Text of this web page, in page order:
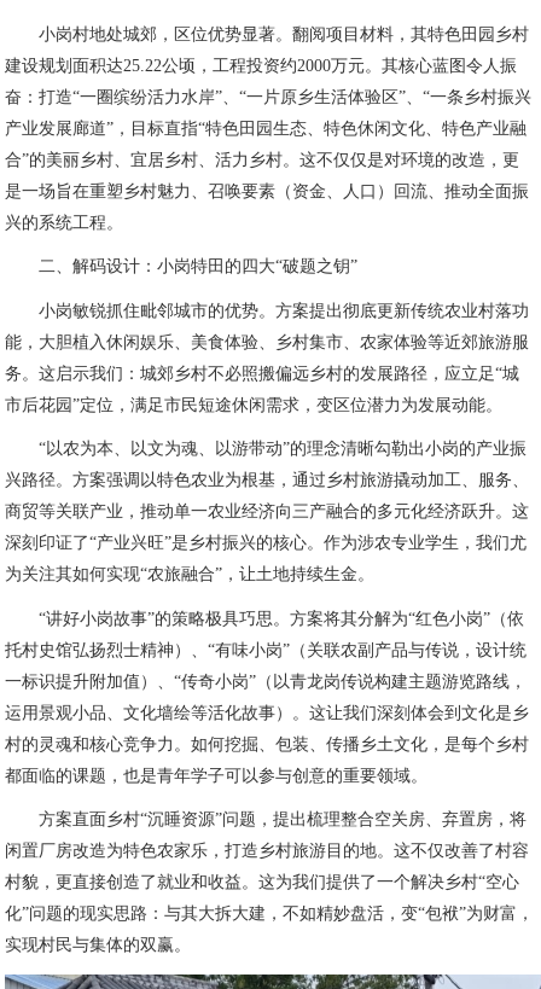
小岗村地处城郊，区位优势显著。翻阅项目材料，其特色田园乡村
建设规划面积达25.22公顷，工程投资约2000万元。其核心蓝图令人振
奋：打造“一圈缤纷活力水岸”、“一片原乡生活体验区”、“一条乡村振兴
产业发展廊道”，目标直指“特色田园生态、特色休闲文化、特色产业融
合”的美丽乡村、宜居乡村、活力乡村。这不仅仅是对环境的改造，更
是一场旨在重塑乡村魅力、召唤要素（资金、人口）回流、推动全面振
兴的系统工程。
二、解码设计：小岗特田的四大“破题之钥”
小岗敏锐抓住毗邻城市的优势。方案提出彻底更新传统农业村落功
能，大胆植入休闲娱乐、美食体验、乡村集市、农家体验等近郊旅游服
务。这启示我们：城郊乡村不必照搬偏远乡村的发展路径，应立足“城
市后花园”定位，满足市民短途休闲需求，变区位潜力为发展动能。
“以农为本、以文为魂、以游带动”的理念清晰勾勒出小岗的产业振
兴路径。方案强调以特色农业为根基，通过乡村旅游撬动加工、服务、
商贸等关联产业，推动单一农业经济向三产融合的多元化经济跃升。这
深刻印证了“产业兴旺”是乡村振兴的核心。作为涉农专业学生，我们尤
为关注其如何实现“农旅融合”，让土地持续生金。
“讲好小岗故事”的策略极具巧思。方案将其分解为“红色小岗”（依
托村史馆弘扬烈士精神）、“有味小岗”（关联农副产品与传说，设计统
一标识提升附加值）、“传奇小岗”（以青龙岗传说构建主题游览路线，
运用景观小品、文化墙绘等活化故事）。这让我们深刻体会到文化是乡
村的灵魂和核心竞争力。如何挖掘、包装、传播乡土文化，是每个乡村
都面临的课题，也是青年学子可以参与创意的重要领域。
方案直面乡村“沉睡资源”问题，提出梳理整合空关房、弃置房，将
闲置厂房改造为特色农家乐，打造乡村旅游目的地。这不仅改善了村容
村貌，更直接创造了就业和收益。这为我们提供了一个解决乡村“空心
化”问题的现实思路：与其大拆大建，不如精妙盘活，变“包袱”为财富，
实现村民与集体的双赢。